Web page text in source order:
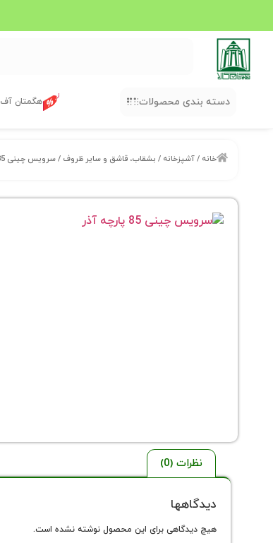
دسته بندی محصولات هگمتان آف
خانه /آشپزخانه / بشقاب، قاشق و سایر ظروف / سرویس چینی 85 پارچه آذر
نظرات (0)
دیدگاهها
هیچ دیدگاهی برای این محصول نوشته نشده است.